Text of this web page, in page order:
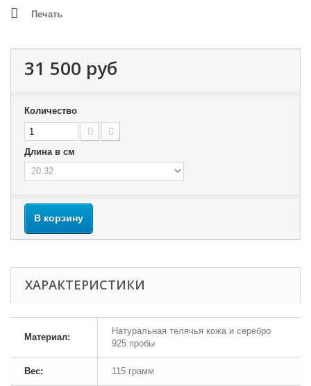
Печать
31 500 руб
Количество
Длина в см
В корзину
ХАРАКТЕРИСТИКИ
Материал:
Натуральная телячья кожа и серебро
925 пробы
Вес: 115 грамм